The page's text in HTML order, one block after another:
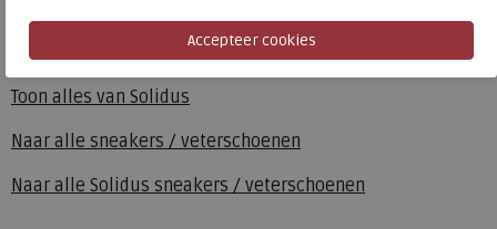
Solidus
Toon alles van Solidus
Naar alle sneakers / veterschoenen
Naar alle Solidus sneakers / veterschoenen